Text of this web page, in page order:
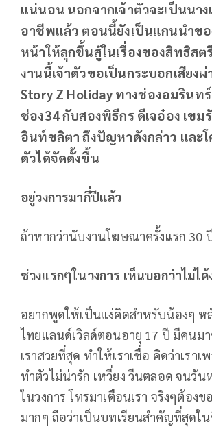
แน่นอน นอกจากเจ้าตัวจะเป็นนา
อาชีพแล้ว ตอนนี้ยังเป็นแกนนำข
หน้าให้ลุกขึ้นสู้ในเรื่องของสิทธิสต
งานนี้เจ้าตัวขอเป็นกระบอกเสียงผ่
Story Z Holiday ทางช่องอมรินท
ช่อง34 กับสองพิธีกร ดีเจอ๋อง เขม
อินท์ชลิตา ถึงปัญหาดังกล่าว และโ
ตัวได้จัดตั้งขึ้น
อยู่วงการมากี่ปีแล้ว
ถ้าหากว่านับงานโฆษณาครั้งแรก 30
ช่วงแรกๆในวงการ เห็นบอกว่าไม่ได้
อยากพูดให้เป็นแง่คิดสำหรับน้องๆ ห
ไทยแลนด์เวิลด์ตอนอายุ 17 ปี มีคนม
เราสวยที่สุด ทำให้เราเชื่อ คิดว่าเราเ
ทำตัวไม่น่ารัก เหวี่ยง วีนตลอด จนวั
ในวงการ โทรมาเตือนเรา จริงๆต้อง
มากๆ ถือว่าเป็นบทเรียนสำคัญที่สุดใ